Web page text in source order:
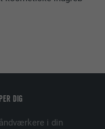
DIG
i din
af indlejrede